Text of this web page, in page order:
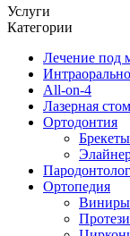
Услуги
Категории
Лечение под
All-on-4
Лазерная
Ортодонтия
Ортопедия
Виниры